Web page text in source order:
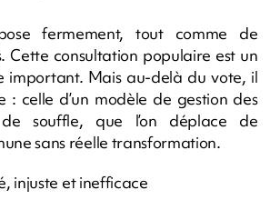
fermement, tout comme de
Cette consultation populaire est un
important. Mais au-delà du vote, il
: celle d’un modèle de gestion des
souffle, que l’on déplace de
sans réelle transformation.
injuste et inefficace